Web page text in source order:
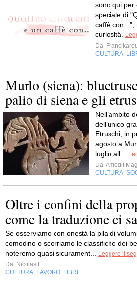
sono qui per
speciale di
caffè con...",
curiosità.
Da
CULTURA
Murlo (siena):
palio di siena e gli
Nell’ambito
dell’unico
Etruschi, in
agosto a
luglio all...
Da Amedit
CULTURA
Oltre i confini della
come la traduzione ci
Se osserviamo con onestà la pila di
comodino o scorriamo le classifiche dei
noteremo quasi sicurament...
Leggere il
Da Nicolasit
CULTURA LAVORO LIBRI